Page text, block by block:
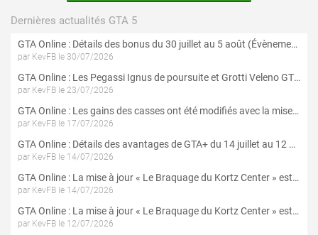
Dernières actualités GTA 5
GTA Online : Détails des bonus du 30 juillet au 5 août (Évènement « Braquages d'été »)
par KevFB le 30/07/2026
GTA Online : Les Pegassi Ignus de poursuite et Grotti Veleno GT sont maintenant disponibles
par KevFB le 23/07/2026
GTA Online : Les gains des casses ont été modifiés avec la mise à jour « Le Braquage du Kortz Center »
par KevFB le 17/07/2026
GTA Online : Détails des avantages de GTA+ du 14 juillet au 12 août
par KevFB le 14/07/2026
GTA Online : La mise à jour « Le Braquage du Kortz Center » est maintenant disponible
par KevFB le 14/07/2026
GTA Online : La mise à jour « Le Braquage du Kortz Center » est disponible en préchargement sur PS5 et Xbox Series X|S
par KevFB le 12/07/2026